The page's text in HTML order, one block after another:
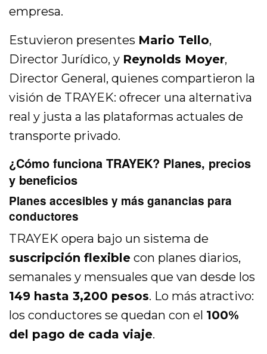
empresa.
Estuvieron presentes Mario Tello,
Director Jurídico, y Reynolds Moyer,
Director General, quienes compartieron la
visión de TRAYEK: ofrecer una alternativa
real y justa a las plataformas actuales de
transporte privado.
¿Cómo funciona TRAYEK? Planes, precios
y beneficios
Planes accesibles y más ganancias para
conductores
TRAYEK opera bajo un sistema de
suscripción flexible con planes diarios,
semanales y mensuales que van desde los
149 hasta 3,200 pesos. Lo más atractivo:
los conductores se quedan con el 100%
del pago de cada viaje.